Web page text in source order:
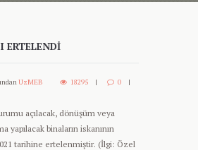
ERTELENDI
UzMEB 18295
0
açılacak, dönüşüm veya
yapılacak binaların iskanının
tarihine ertelenmiştir. (İlgi: Özel